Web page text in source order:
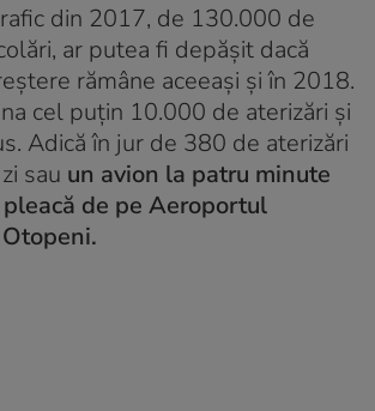
din 2017, de 130.000 de
ar putea fi depășit dacă
rămâne aceeași și în 2018.
cel puțin 10.000 de aterizări și
Adică în jur de 380 de aterizări
sau un avion la patru minute
de pe Aeroportul